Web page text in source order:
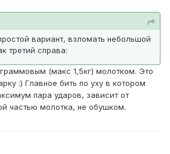
вариант, взломать небольшой
третий справа:
(макс 1,5кг) молотком. Это
:) Главное бить по уху в котором
пара ударов, зависит от
частью молотка, не обушком.